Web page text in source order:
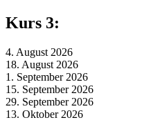
Kurs 3:
4. August 2026
18. August 2026
1. September 2026
15. September 2026
29. September 2026
13. Oktober 2026